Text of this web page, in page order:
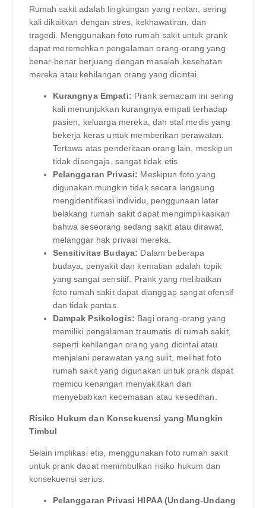
Rumah sakit adalah lingkungan yang rentan, sering
kali dikaitkan dengan stres, kekhawatiran, dan
tragedi. Menggunakan foto rumah sakit untuk prank
dapat meremehkan pengalaman orang-orang yang
benar-benar berjuang dengan masalah kesehatan
mereka atau kehilangan orang yang dicintai.
Kurangnya Empati: Prank semacam ini sering
kali menunjukkan kurangnya empati terhadap
pasien, keluarga mereka, dan staf medis yang
bekerja keras untuk memberikan perawatan.
Tertawa atas penderitaan orang lain, meskipun
tidak disengaja, sangat tidak etis.
Pelanggaran Privasi: Meskipun foto yang
digunakan mungkin tidak secara langsung
mengidentifikasi individu, penggunaan latar
belakang rumah sakit dapat mengimplikasikan
bahwa seseorang sedang sakit atau dirawat,
melanggar hak privasi mereka.
Sensitivitas Budaya: Dalam beberapa
budaya, penyakit dan kematian adalah topik
yang sangat sensitif. Prank yang melibatkan
foto rumah sakit dapat dianggap sangat ofensif
dan tidak pantas.
Dampak Psikologis: Bagi orang-orang yang
memiliki pengalaman traumatis di rumah sakit,
seperti kehilangan orang yang dicintai atau
menjalani perawatan yang sulit, melihat foto
rumah sakit yang digunakan untuk prank dapat
memicu kenangan menyakitkan dan
menyebabkan kecemasan atau kesedihan.
Risiko Hukum dan Konsekuensi yang Mungkin
Timbul
Selain implikasi etis, menggunakan foto rumah sakit
untuk prank dapat menimbulkan risiko hukum dan
konsekuensi serius.
Pelanggaran Privasi HIPAA (Undang-Undang